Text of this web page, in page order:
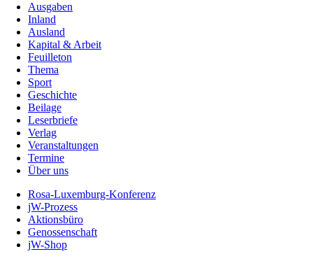
Ausgaben
Inland
Ausland
Kapital & Arbeit
Feuilleton
Thema
Sport
Geschichte
Beilage
Leserbriefe
Verlag
Veranstaltungen
Termine
Über uns
Rosa-Luxemburg-Konferenz
jW-Prozess
Aktionsbüro
Genossenschaft
jW-Shop